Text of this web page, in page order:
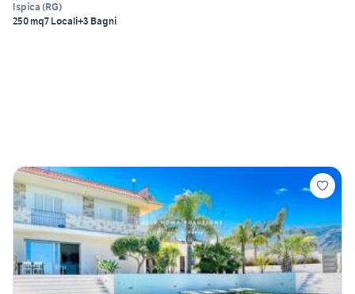
Ispica (RG)
250 mq7 Locali+3 Bagni